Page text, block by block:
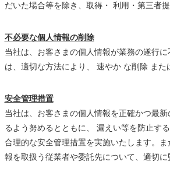
だいた場合等を除き、取得・ 利用・第三者提
不必要な個人情報の削除
当社は、お客さまの個人情報が業務の遂行
は、適切な方法により、 速やか な削除 また
安全管理措置
当社は、お客さまの個人情報を正確かつ最
るよう努めるとともに、 漏えい等を防止す
合理的な安全管理措置を実施いたします。
報を取扱う従業者や委託先について、適切に